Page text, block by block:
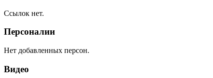
Ссылок нет.
Персоналии
Нет добавленных персон.
Видео